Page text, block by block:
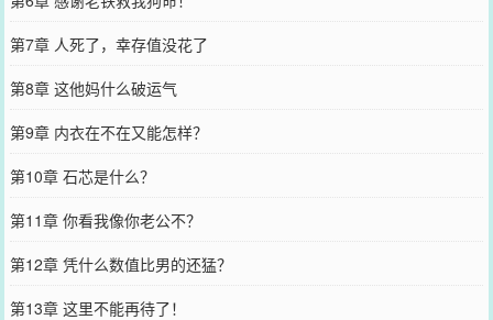
第7章 人死了，幸存值没花了
第8章 这他妈什么破运气
第9章 内衣在不在又能怎样？
第10章 石芯是什么？
第11章 你看我像你老公不？
第12章 凭什么数值比男的还猛？
第13章 这里不能再待了！